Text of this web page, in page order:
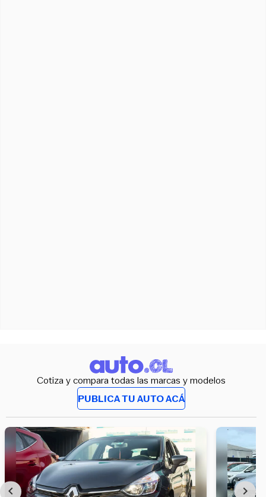
Cotiza y compara todas las marcas y modelos
PUBLICA TU AUTO ACÁ